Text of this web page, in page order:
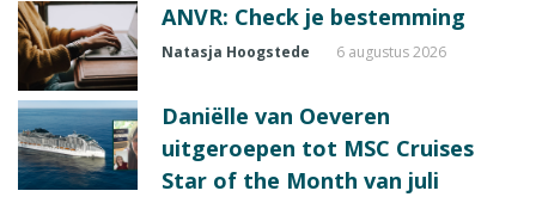
ANVR: Check je bestemming
Natasja Hoogstede 6 augustus 2026
Daniëlle van Oeveren
uitgeroepen tot MSC Cruises
Star of the Month van juli